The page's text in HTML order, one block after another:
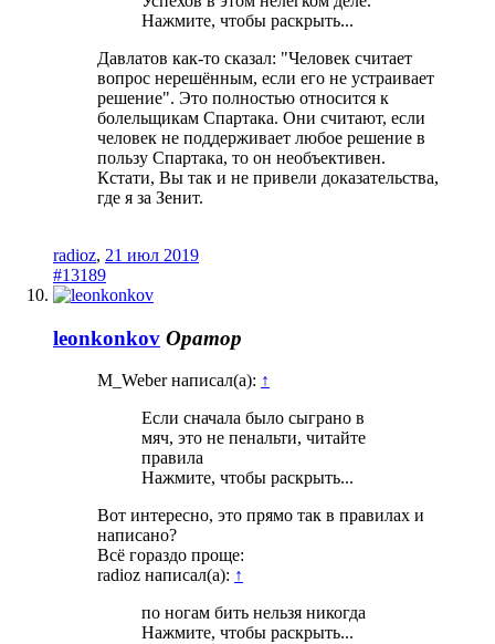
Нажмите, чтобы раскрыть...
Давлатов как-то сказал: "Человек считает
вопрос нерешённым, если его не устраивает
решение". Это полностью относится к
болельщикам Спартака. Они считают, если
человек не поддерживает любое решение в
пользу Спартака, то он необъективен.
Кстати, Вы так и не привели доказательства,
где я за Зенит.
radioz, 21 июл 2019
#13189
leonkonkov Оратор
M_Weber написал(а): ↑
Если сначала было сыграно в
мяч, это не пенальти, читайте
правила
Нажмите, чтобы раскрыть...
Вот интересно, это прямо так в правилах и
написано?
Всё гораздо проще:
radioz написал(а): ↑
по ногам бить нельзя никогда
Нажмите, чтобы раскрыть...